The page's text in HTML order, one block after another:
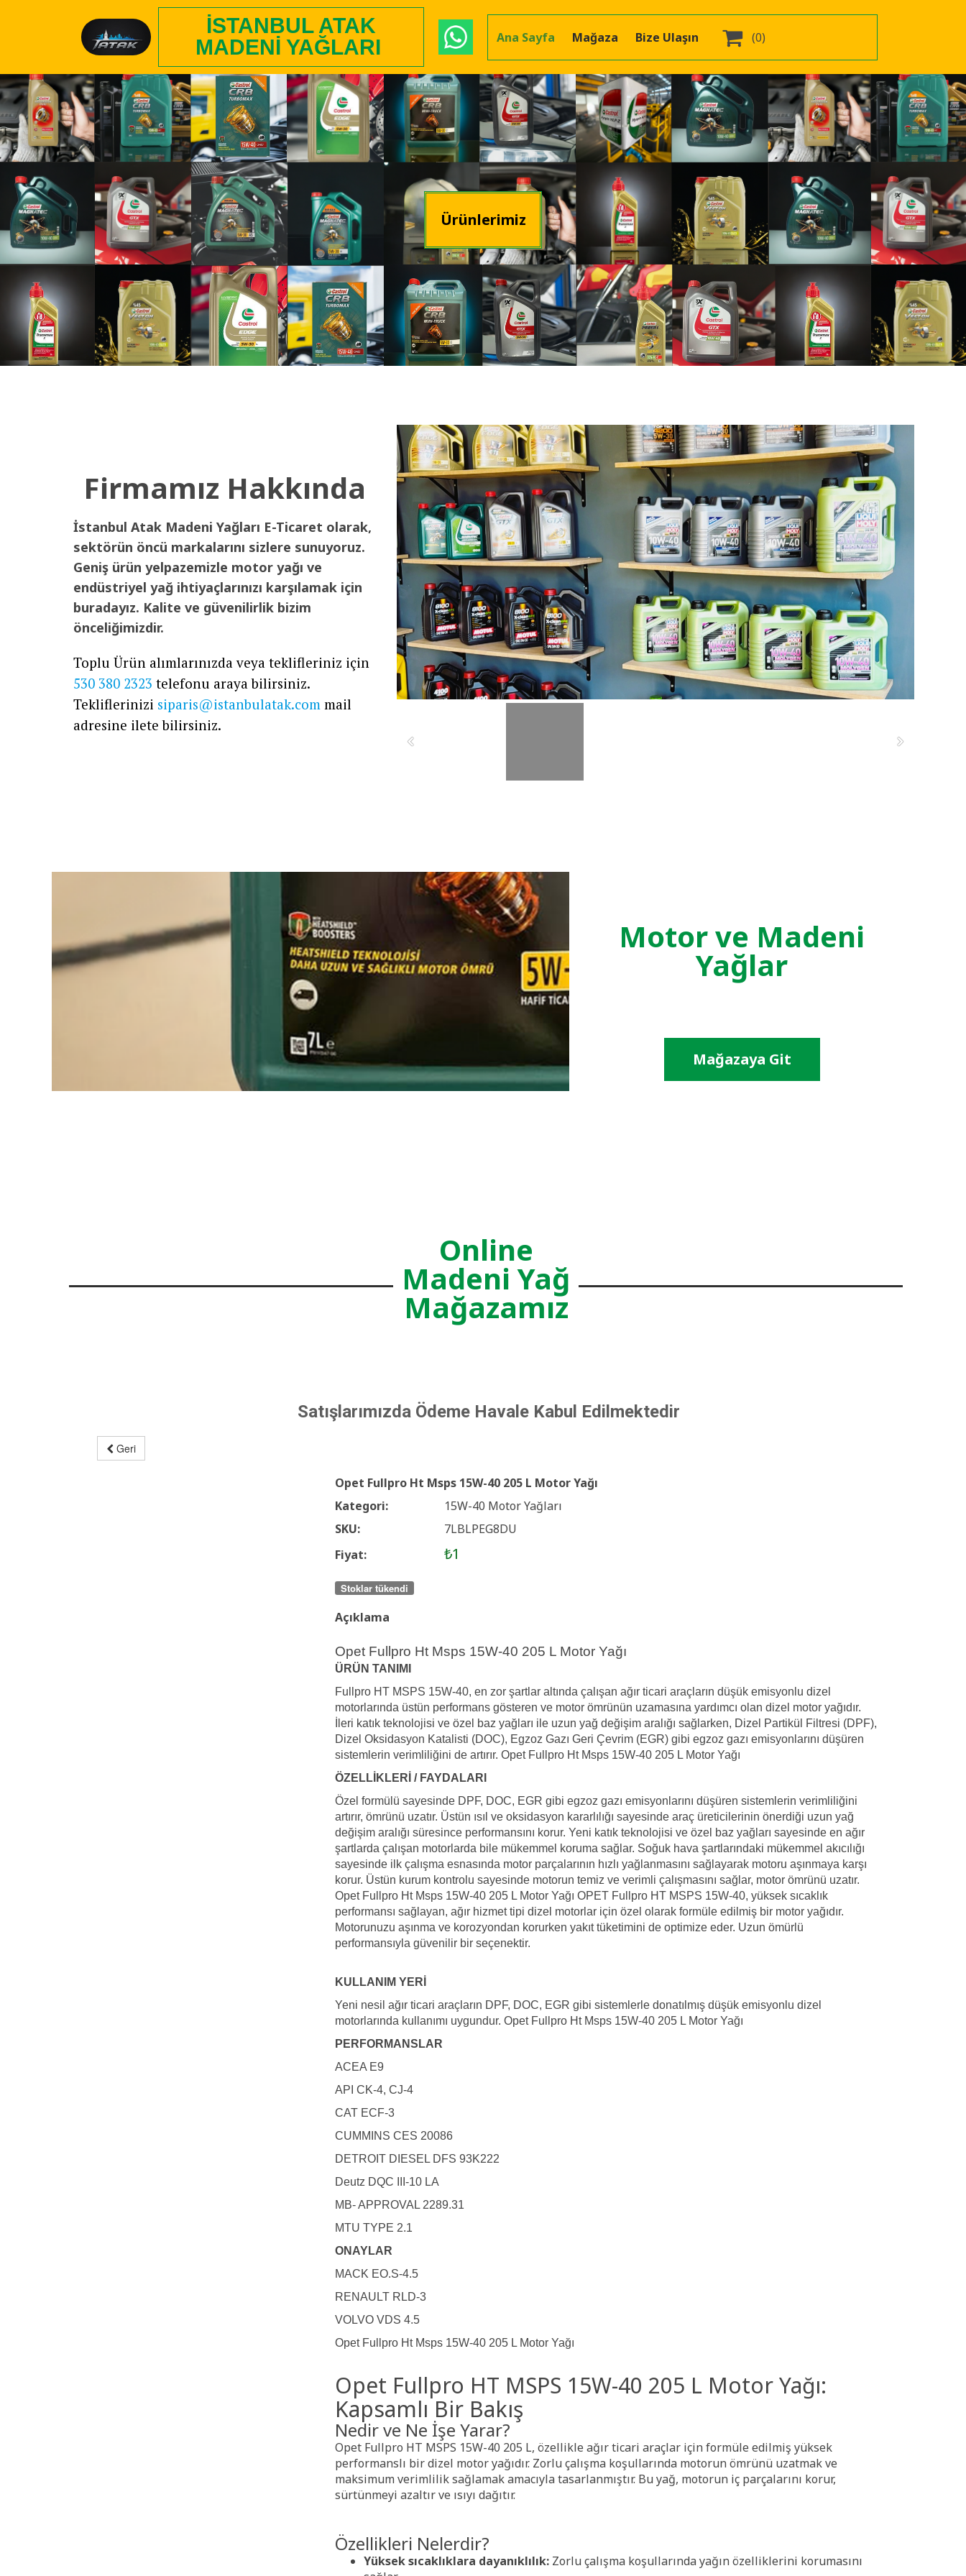
İSTANBUL ATAK
MADENI YAĞLARI
Ana Sayfa Mağaza Bize Ulaşın  (0)
Ürünlerimiz
Firmamız Hakkında
İstanbul Atak Madeni Yağları E-Ticaret olarak,
sektörün öncü markalarını sizlere sunuyoruz.
Geniş ürün yelpazemizle motor yağı ve
endüstriyel yağ ihtiyaçlarınızı karşılamak için
buradayız. Kalite ve güvenilirlik bizim
önceliğimizdir.
Toplu Ürün alımlarınızda veya teklifleriniz için
530 380 2323 telefonu araya bilirsiniz.
Tekliflerinizi siparis@istanbulatak.com mail
adresine ilete bilirsiniz.
Motor ve Madeni
Yağlar
Mağazaya Git
Online
Madeni Yağ
Mağazamız
Satışlarımızda Ödeme Havale Kabul Edilmektedir
Geri
Opet Fullpro Ht Msps 15W-40 205 L Motor Yağı
Kategori:
15W-40 Motor Yağları
SKU:
7LBLPEG8DU
Fiyat:
₺1
Stoklar tükendi
Açıklama
Opet Fullpro Ht Msps 15W-40 205 L Motor Yağı
ÜRÜN TANIMI
Fullpro HT MSPS 15W-40, en zor şartlar altında çalışan ağır ticari araçların düşük emisyonlu dizel
motorlarında üstün performans gösteren ve motor ömrünün uzamasına yardımcı olan dizel motor yağıdır.
İleri katık teknolojisi ve özel baz yağları ile uzun yağ değişim aralığı sağlarken, Dizel Partikül Filtresi (DPF),
Dizel Oksidasyon Katalisti (DOC), Egzoz Gazı Geri Çevrim (EGR) gibi egzoz gazı emisyonlarını düşüren
sistemlerin verimliliğini de artırır. Opet Fullpro Ht Msps 15W-40 205 L Motor Yağı
ÖZELLİKLERİ / FAYDALARI
Özel formülü sayesinde DPF, DOC, EGR gibi egzoz gazı emisyonlarını düşüren sistemlerin verimliliğini
artırır, ömrünü uzatır. Üstün ısıl ve oksidasyon kararlılığı sayesinde araç üreticilerinin önerdiği uzun yağ
değişim aralığı süresince performansını korur. Yeni katık teknolojisi ve özel baz yağları sayesinde en ağır
şartlarda çalışan motorlarda bile mükemmel koruma sağlar. Soğuk hava şartlarındaki mükemmel akıcılığı
sayesinde ilk çalışma esnasında motor parçalarının hızlı yağlanmasını sağlayarak motoru aşınmaya karşı
korur. Üstün kurum kontrolu sayesinde motorun temiz ve verimli çalışmasını sağlar, motor ömrünü uzatır.
Opet Fullpro Ht Msps 15W-40 205 L Motor Yağı OPET Fullpro HT MSPS 15W-40, yüksek sıcaklık
performansı sağlayan, ağır hizmet tipi dizel motorlar için özel olarak formüle edilmiş bir motor yağıdır.
Motorunuzu aşınma ve korozyondan korurken yakıt tüketimini de optimize eder. Uzun ömürlü
performansıyla güvenilir bir seçenektir.
KULLANIM YERİ
Yeni nesil ağır ticari araçların DPF, DOC, EGR gibi sistemlerle donatılmış düşük emisyonlu dizel
motorlarında kullanımı uygundur. Opet Fullpro Ht Msps 15W-40 205 L Motor Yağı
PERFORMANSLAR
ACEA E9
API CK-4, CJ-4
CAT ECF-3
CUMMINS CES 20086
DETROIT DIESEL DFS 93K222
Deutz DQC III-10 LA
MB- APPROVAL 2289.31
MTU TYPE 2.1
ONAYLAR
MACK EO.S-4.5
RENAULT RLD-3
VOLVO VDS 4.5
Opet Fullpro Ht Msps 15W-40 205 L Motor Yağı
Opet Fullpro HT MSPS 15W-40 205 L Motor Yağı:
Kapsamlı Bir Bakış
Nedir ve Ne İşe Yarar?
Opet Fullpro HT MSPS 15W-40 205 L, özellikle ağır ticari araçlar için formüle edilmiş yüksek
performanslı bir dizel motor yağıdır. Zorlu çalışma koşullarında motorun ömrünü uzatmak ve
maksimum verimlilik sağlamak amacıyla tasarlanmıştır. Bu yağ, motorun iç parçalarını korur,
sürtünmeyi azaltır ve ısıyı dağıtır.
Özellikleri Nelerdir?
Yüksek sıcaklıklara dayanıklılık: Zorlu çalışma koşullarında yağın özelliklerini korumasını